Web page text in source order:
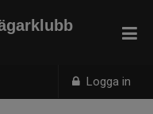
Logga in